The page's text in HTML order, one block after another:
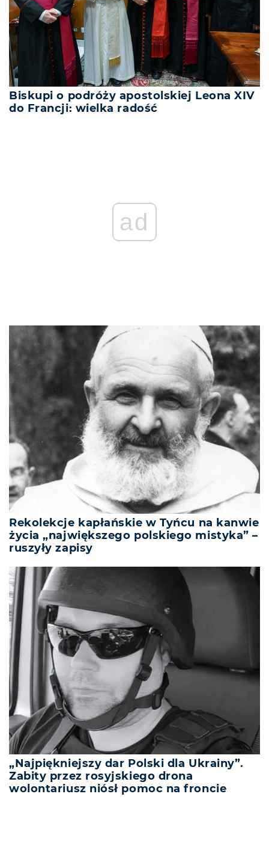
Biskupi o podróży apostolskiej Leona XIV
do Francji: wielka radość
ad
Rekolekcje kapłańskie w Tyńcu na kanwie
życia „największego polskiego mistyka” –
ruszyły zapisy
„Najpiękniejszy dar Polski dla Ukrainy”.
Zabity przez rosyjskiego drona
wolontariusz niósł pomoc na froncie